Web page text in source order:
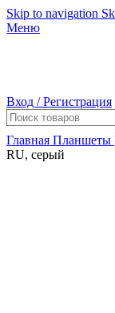
Skip to navigation
Меню
Вход / Регистрация
Главная Планшеты
RU, серый